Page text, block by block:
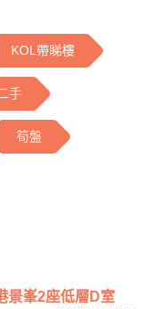
KOL帶睇樓
手
筍盤
景峯2座低層D室